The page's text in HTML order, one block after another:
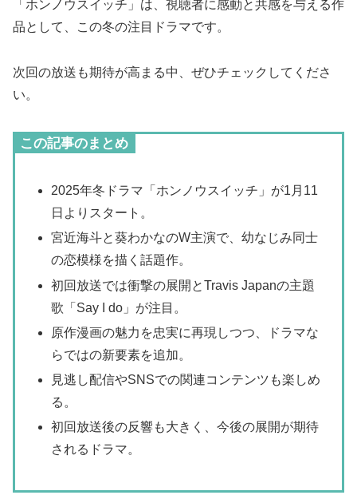
「ホンノウスイッチ」は、視聴者に感動と共感を与える作
品として、この冬の注目ドラマです。
次回の放送も期待が高まる中、ぜひチェックしてくださ
い。
この記事のまとめ
2025年冬ドラマ「ホンノウスイッチ」が1月11
日よりスタート。
宮近海斗と葵わかなのW主演で、幼なじみ同士
の恋模様を描く話題作。
初回放送では衝撃の展開とTravis Japanの主題
歌「Say I do」が注目。
原作漫画の魅力を忠実に再現しつつ、ドラマな
らではの新要素を追加。
見逃し配信やSNSでの関連コンテンツも楽しめ
る。
初回放送後の反響も大きく、今後の展開が期待
されるドラマ。